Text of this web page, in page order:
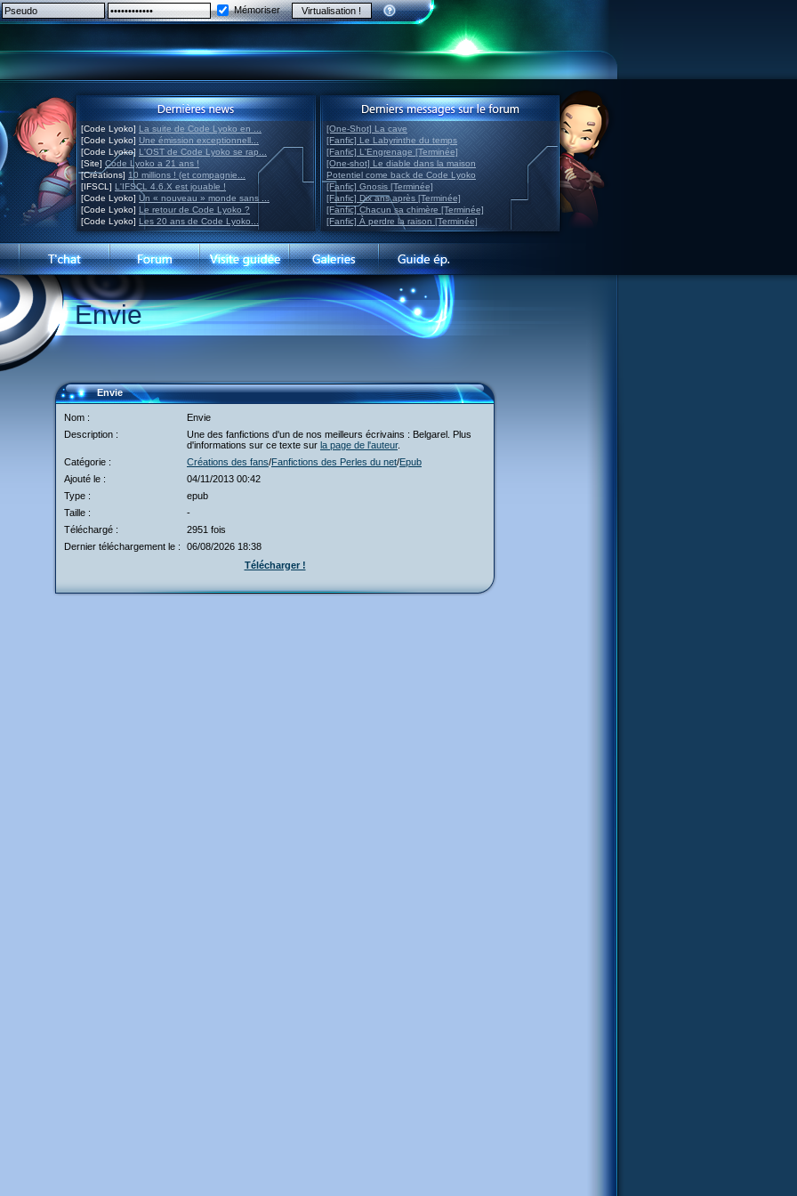
Mémoriser
[Code Lyoko] La suite de Code Lyoko en ...
[Code Lyoko] Une émission exceptionnell...
[Code Lyoko] L'OST de Code Lyoko se rap...
[Site] Code Lyoko a 21 ans !
[Créations] 10 millions ! (et compagnie...
[IFSCL] L'IFSCL 4.6.X est jouable !
[Code Lyoko] Un « nouveau » monde sans ...
[Code Lyoko] Le retour de Code Lyoko ?
[Code Lyoko] Les 20 ans de Code Lyoko...
[One-Shot] La cave
[Fanfic] Le Labyrinthe du temps
[Fanfic] L'Engrenage [Terminée]
[One-shot] Le diable dans la maison
Potentiel come back de Code Lyoko
[Fanfic] Gnosis [Terminée]
[Fanfic] Dix ans après [Terminée]
[Fanfic] Chacun sa chimère [Terminée]
[Fanfic] À perdre la raison [Terminée]
Envie
Envie
Nom :
Envie
Description :
Une des fanfictions d'un de nos meilleurs écrivains : Belgarel. Plus
d'informations sur ce texte sur la page de l'auteur.
Catégorie :
Créations des fans/Fanfictions des Perles du net/Epub
Ajouté le :
04/11/2013 00:42
Type :
epub
Taille :
-
Téléchargé :
2951 fois
Dernier téléchargement le :
06/08/2026 18:38
Télécharger !